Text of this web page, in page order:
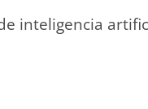
inteligencia